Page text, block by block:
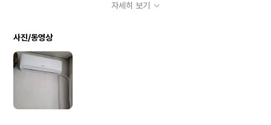
디자인
자세히 보기
사진/동영상